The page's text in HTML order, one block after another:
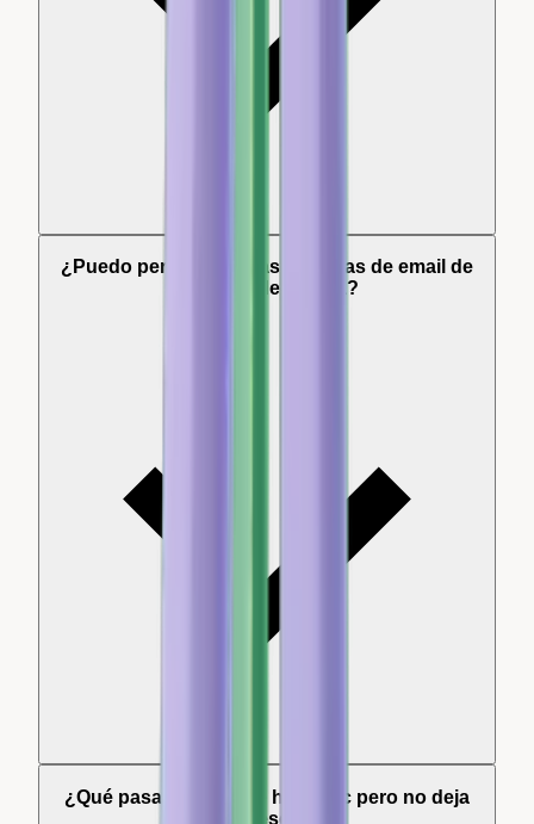
¿Puedo personalizar las plantillas de email de
solicitud de reseña?
¿Qué pasa si el cliente hace clic pero no deja
una reseña?